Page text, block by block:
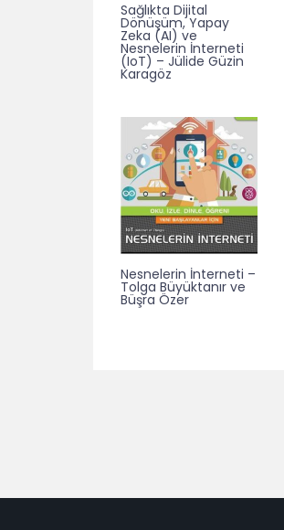
Sağlıkta Dijital
Dönüşüm, Yapay
Zeka (AI) ve
Nesnelerin İnterneti
(IoT) – Jülide Güzin
Karagöz
Nesnelerin İnterneti –
Tolga Büyüktanır ve
Büşra Özer